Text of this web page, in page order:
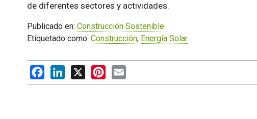
de diferentes sectores y actividades.
Publicado en: Construcción Sostenible
Etiquetado como: Construcción, Energía Solar
FacebookLinkedIn
X PinterestEmail